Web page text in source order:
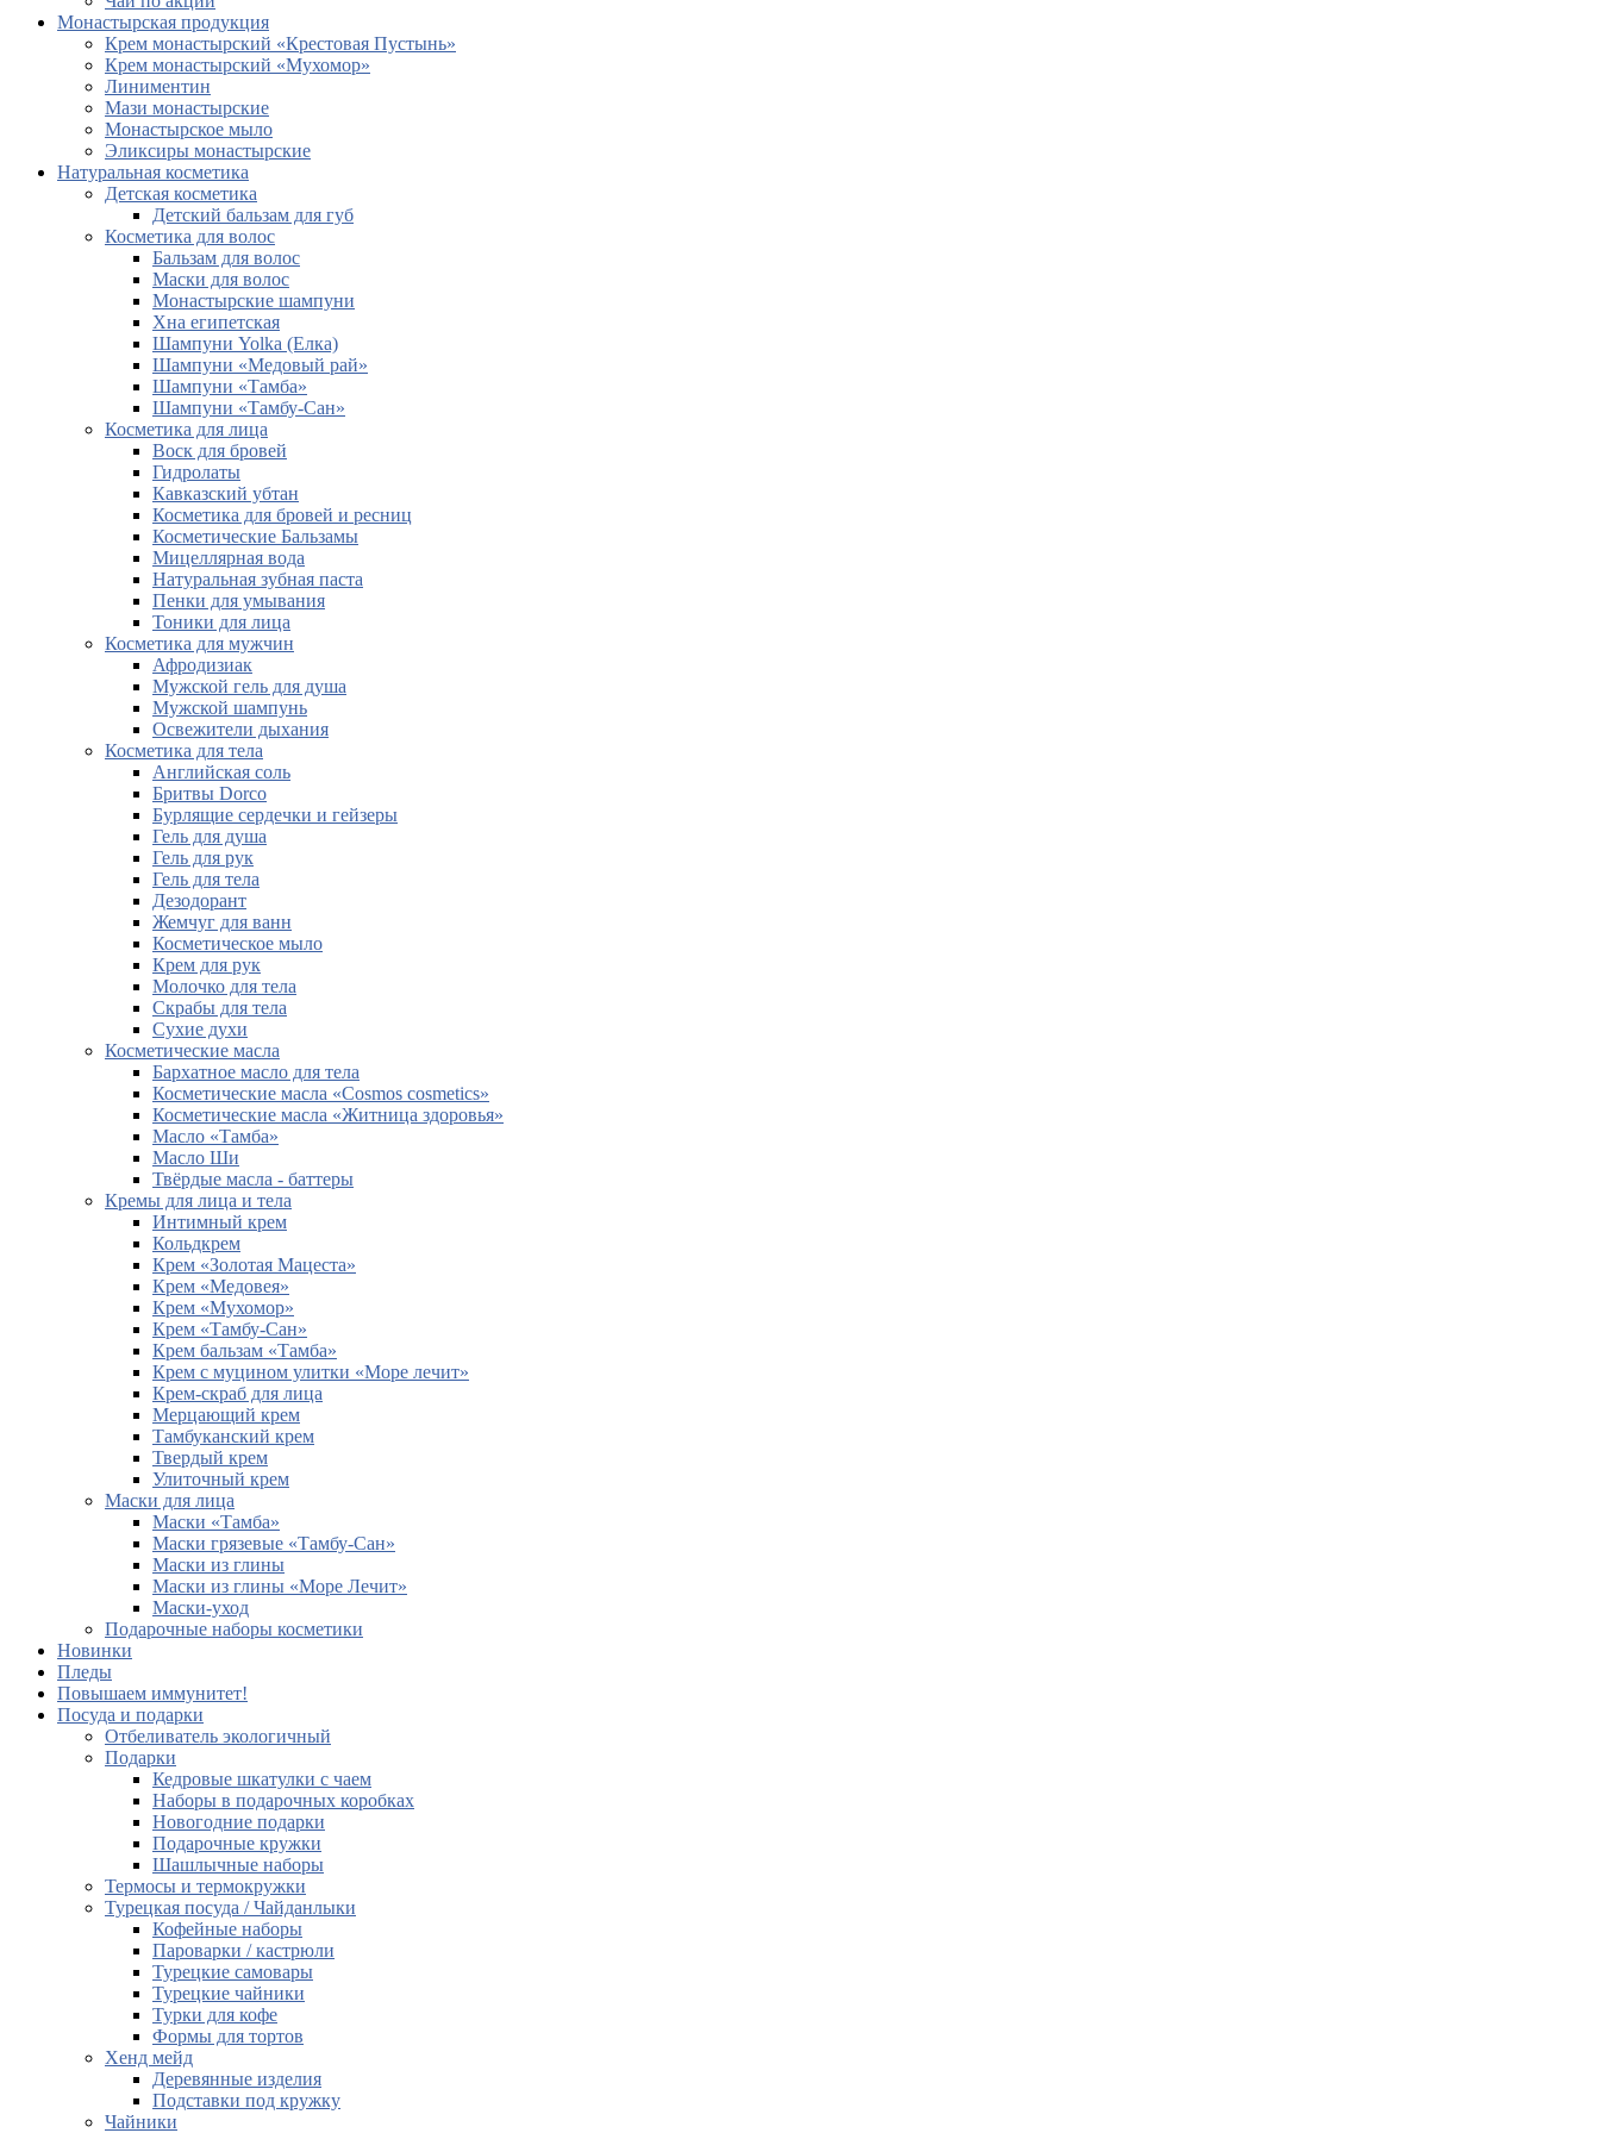
Монастырская продукция
Крем монастырский «Крестовая Пустынь»
Крем монастырский «Мухомор»
Линиментин
Мази монастырские
Монастырское мыло
Эликсиры монастырские
Натуральная косметика
Детская косметика
Детский бальзам для губ
Косметика для волос
Бальзам для волос
Маски для волос
Монастырские шампуни
Хна египетская
Шампуни Yolka (Елка)
Шампуни «Медовый рай»
Шампуни «Тамба»
Шампуни «Тамбу-Сан»
Косметика для лица
Воск для бровей
Гидролаты
Кавказский убтан
Косметика для бровей и ресниц
Косметические Бальзамы
Мицеллярная вода
Натуральная зубная паста
Пенки для умывания
Тоники для лица
Косметика для мужчин
Афродизиак
Мужской гель для душа
Мужской шампунь
Освежители дыхания
Косметика для тела
Английская соль
Бритвы Dorco
Бурлящие сердечки и гейзеры
Гель для душа
Гель для рук
Гель для тела
Дезодорант
Жемчуг для ванн
Косметическое мыло
Крем для рук
Молочко для тела
Скрабы для тела
Сухие духи
Косметические масла
Бархатное масло для тела
Косметические масла «Cosmos cosmetics»
Косметические масла «Житница здоровья»
Масло «Тамба»
Масло Ши
Твёрдые масла - баттеры
Кремы для лица и тела
Интимный крем
Кольдкрем
Крем «Золотая Мацеста»
Крем «Медовея»
Крем «Мухомор»
Крем «Тамбу-Сан»
Крем бальзам «Тамба»
Крем с муцином улитки «Море лечит»
Крем-скраб для лица
Мерцающий крем
Тамбуканский крем
Твердый крем
Улиточный крем
Маски для лица
Маски «Тамба»
Маски грязевые «Тамбу-Сан»
Маски из глины
Маски из глины «Море Лечит»
Маски-уход
Подарочные наборы косметики
Новинки
Пледы
Повышаем иммунитет!
Посуда и подарки
Отбеливатель экологичный
Подарки
Кедровые шкатулки с чаем
Наборы в подарочных коробках
Новогодние подарки
Подарочные кружки
Шашлычные наборы
Термосы и термокружки
Турецкая посуда / Чайданлыки
Кофейные наборы
Пароварки / кастрюли
Турецкие самовары
Турецкие чайники
Турки для кофе
Формы для тортов
Хенд мейд
Деревянные изделия
Подставки под кружку
Чайники